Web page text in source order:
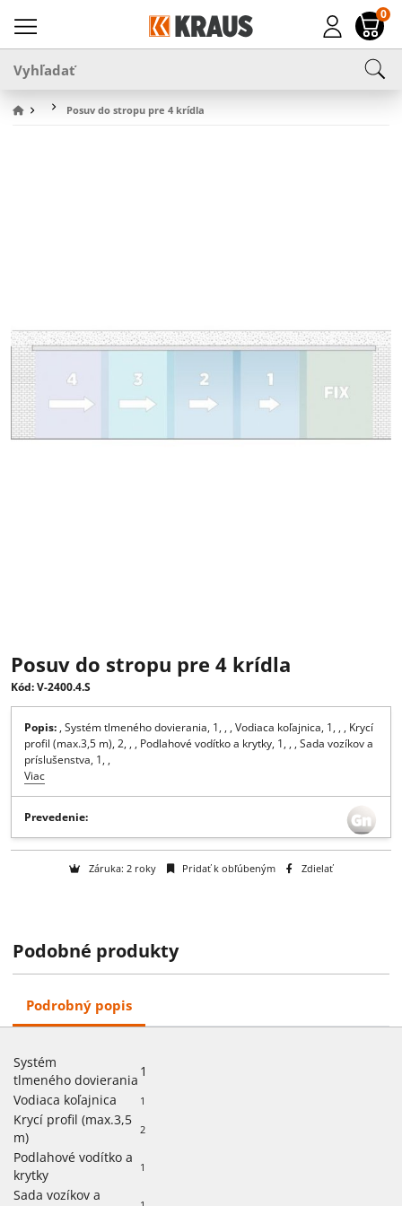
0
Posuv do stropu pre 4 krídla
Posuv do stropu pre 4 krídla
Kód: V-2400.4.S
, Systém tlmeného dovierania, 1, , , Vodiaca koľajnica, 1, , ,
profil (max.3,5 m), 2, , , Podlahové vodítko a krytky, 1, , , Sada
príslušenstva, 1, ,
Záruka: 2 roky
Podobné produkty
Podrobný popis
Systém
tlmeného dovierania
1
Vodiaca koľajnica
1
Krycí profil (max.3,5
m)
2
Podlahové vodítko a
krytky
1
Sada vozíkov a